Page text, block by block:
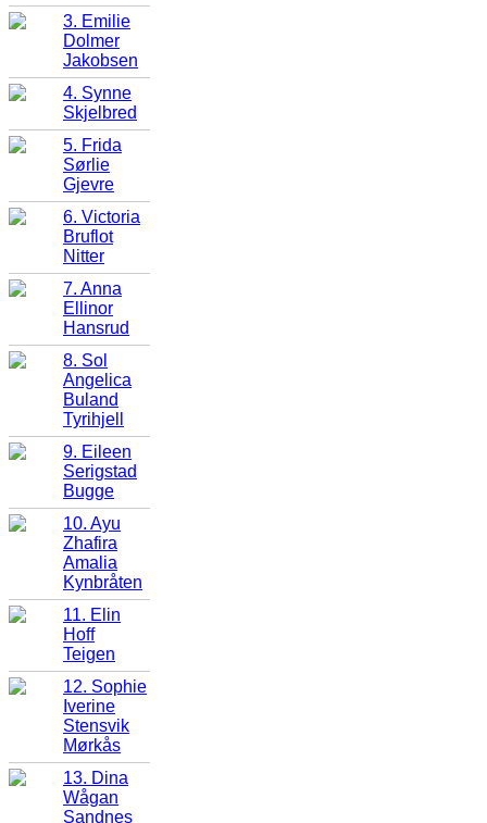
3. Emilie
Dolmer
Jakobsen
4. Synne
Skjelbred
5. Frida
Sørlie
Gjevre
6. Victoria
Bruflot
Nitter
7. Anna
Ellinor
Hansrud
8. Sol
Angelica
Buland
Tyrihjell
9. Eileen
Serigstad
Bugge
10. Ayu
Zhafira
Amalia
Kynbråten
11. Elin
Hoff
Teigen
12. Sophie
Iverine
Stensvik
Mørkås
13. Dina
Wågan
Sandnes